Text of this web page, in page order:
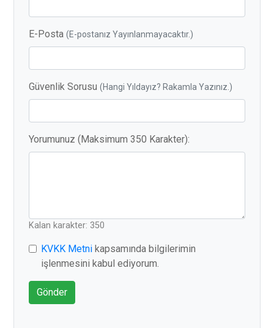
E-Posta(E-postanız Yayınlanmayacaktır.)
Güvenlik Sorusu(Hangi Yıldayız? Rakamla Yazınız.)
Yorumunuz (Maksimum 350 Karakter):
Kalan karakter: 350
KVKK Metni kapsamında bilgilerimin
işlenmesini kabul ediyorum.
Gönder